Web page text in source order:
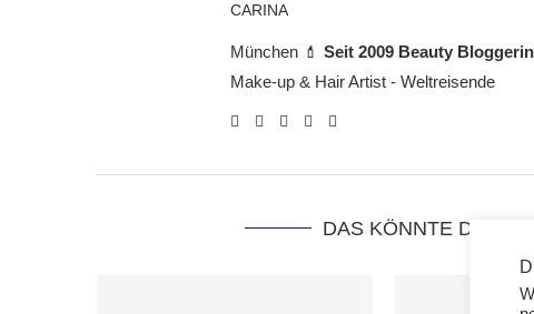
CARINA
München 💄 Seit 2009 Beauty
Make-up & Hair Artist - Weltreisende
DAS KÖNNTE DICH